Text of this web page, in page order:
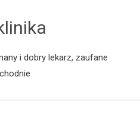
i dobry lekarz, zaufane